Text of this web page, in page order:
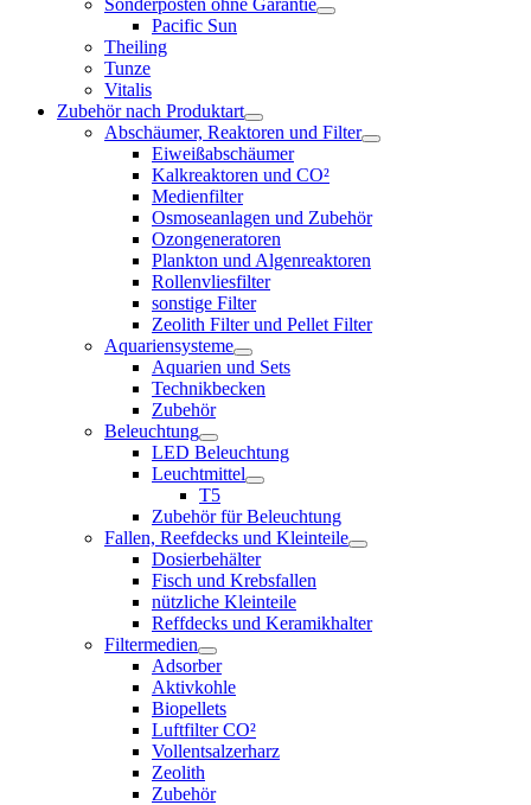
Sonderposten ohne Garantie
Pacific Sun
Theiling
Tunze
Vitalis
Zubehör nach Produktart
Abschäumer, Reaktoren und Filter
Eiweißabschäumer
Kalkreaktoren und CO²
Medienfilter
Osmoseanlagen und Zubehör
Ozongeneratoren
Plankton und Algenreaktoren
Rollenvliesfilter
sonstige Filter
Zeolith Filter und Pellet Filter
Aquariensysteme
Aquarien und Sets
Technikbecken
Zubehör
Beleuchtung
LED Beleuchtung
Leuchtmittel
T5
Zubehör für Beleuchtung
Fallen, Reefdecks und Kleinteile
Dosierbehälter
Fisch und Krebsfallen
nützliche Kleinteile
Reffdecks und Keramikhalter
Filtermedien
Adsorber
Aktivkohle
Biopellets
Luftfilter CO²
Vollentsalzerharz
Zeolith
Zubehör